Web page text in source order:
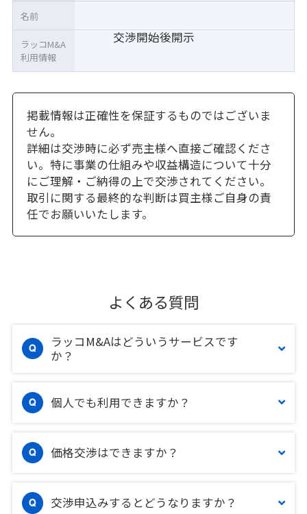
交渉開始後開示
名前
ラッコM&A
利用情報
掲載情報は正確性を保証するものではございま
せん。
詳細は交渉時に必ず売主様へ直接ご確認くださ
い。特に事業の仕組みや収益構造について十分
にご理解・ご納得の上で交渉されてください。
取引に関する最終的な判断は買主様ご自身の責
任でお願いいたします。
よくある質問
ラッコM&Aはどういうサービスです
か？
個人でも利用できますか？
価格交渉はできますか？
交渉申込みするとどうなりますか？